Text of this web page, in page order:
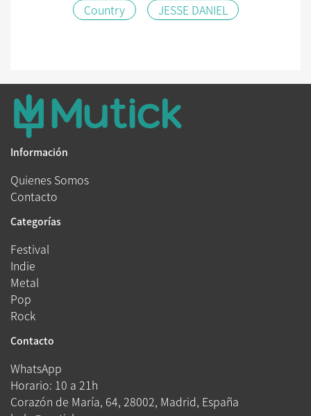
Country JESSE DANIEL
Información
Quienes Somos
Contacto
Categorías
Festival
Indie
Metal
Pop
Rock
Contacto
WhatsApp
Horario: 10 a 21h
Corazón de María, 64, 28002, Madrid, España